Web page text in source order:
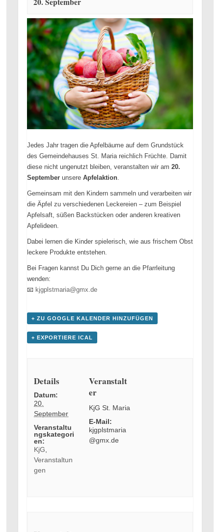
Jedes Jahr tragen die Apfelbäume auf dem Grundstück
des Gemeindehauses St. Maria reichlich Früchte. Damit
diese nicht ungenutzt bleiben, veranstalten wir am 20.
Septemberunsere Apfelaktion.
Gemeinsam mit den Kindern sammeln und verarbeiten wir
die Äpfel zu verschiedenen Leckereien – zum Beispiel
Apfelsaft, süßen Backstücken oder anderen kreativen
Apfelideen.
Dabei lernen die Kinder spielerisch, wie aus frischem Obst
leckere Produkte entstehen.
Bei Fragen kannst Du Dich gerne an die Pfarrleitung
wenden:
📧 kjgplstmaria@gmx.de
+ ZU GOOGLE KALENDER HINZUFÜGEN
+ EXPORTIERE ICAL
Details
Datum:
20.
September
Veranstaltu
ngskategori
en:
KjG
Veranstaltun
gen
Veranstalt
er
KjG St. Maria
E-Mail:
kjgplstmaria
@gmx.de